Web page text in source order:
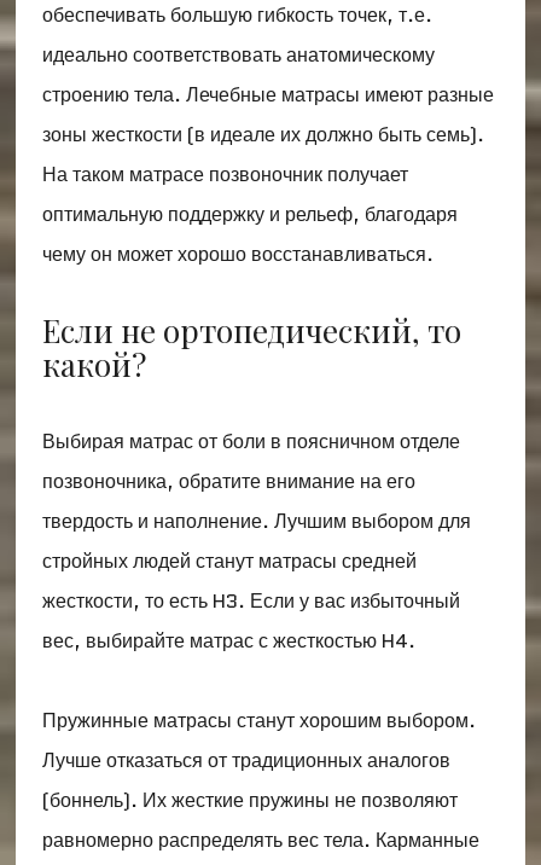
обеспечивать большую гибкость точек, т.е.
идеально соответствовать анатомическому
строению тела. Лечебные матрасы имеют разные
зоны жесткости (в идеале их должно быть семь).
На таком матрасе позвоночник получает
оптимальную поддержку и рельеф, благодаря
чему он может хорошо восстанавливаться.
Если не ортопедический, то
какой?
Выбирая матрас от боли в поясничном отделе
позвоночника, обратите внимание на его
твердость и наполнение. Лучшим выбором для
стройных людей станут матрасы средней
жесткости, то есть H3. Если у вас избыточный
вес, выбирайте матрас с жесткостью H4.
Пружинные матрасы станут хорошим выбором.
Лучше отказаться от традиционных аналогов
(боннель). Их жесткие пружины не позволяют
равномерно распределять вес тела. Карманные